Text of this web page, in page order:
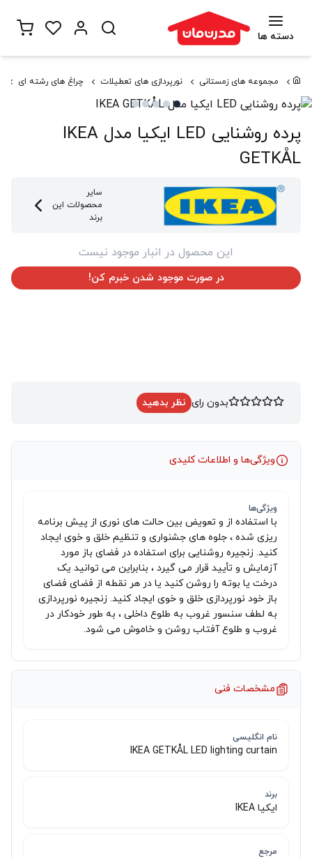
دسته ها
مجموعه های زمستانی نورپردازی های تعطیلات چراغ های رشته ای
پرده روشنایی LED ایکیا مدل IKEA
GETKÅL
سایر
محصولات این
برند
این محصول در انبار موجود نیست
در صورت موجود شدن خبرم کن!
بدون رای نظر بدهید
ویژگی‌ها و اطلاعات کلیدی
ویژگی‌ها
با استفاده از و تعویض بین حالت های نوری از پیش برنامه
ریزی شده ، جلوه های جشنواری و تنظیم خلق و خوی ایجاد
کنید. زنجیره روشنایی برای استفاده در فضای باز مورد
آزمایش و تأیید قرار می گیرد ، بنابراین می توانید یک
درخت یا بوته را روشن کنید یا در هر نقطه از فضای فضای
باز خود نورپردازی خلق و خوی ایجاد کنید. زنجیره نورپردازی
به لطف سنسور غروب به طلوع داخلی ، به طور خودکار در
غروب و طلوع آفتاب روشن و خاموش می شود.
مشخصات فنی
نام انگلیسی
IKEA GETKÅL LED lighting curtain
برند
ایکیا IKEA
مرجع